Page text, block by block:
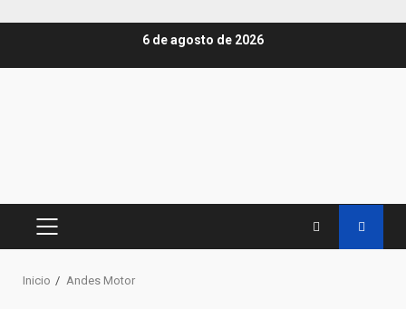
6 de agosto de 2026
MENÚ
Inicio Andes Motor